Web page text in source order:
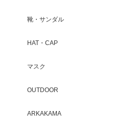
靴・サンダル
HAT・CAP
マスク
OUTDOOR
ARKAKAMA